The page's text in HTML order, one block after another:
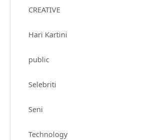
CREATIVE
Hari Kartini
public
Selebriti
Seni
Technology